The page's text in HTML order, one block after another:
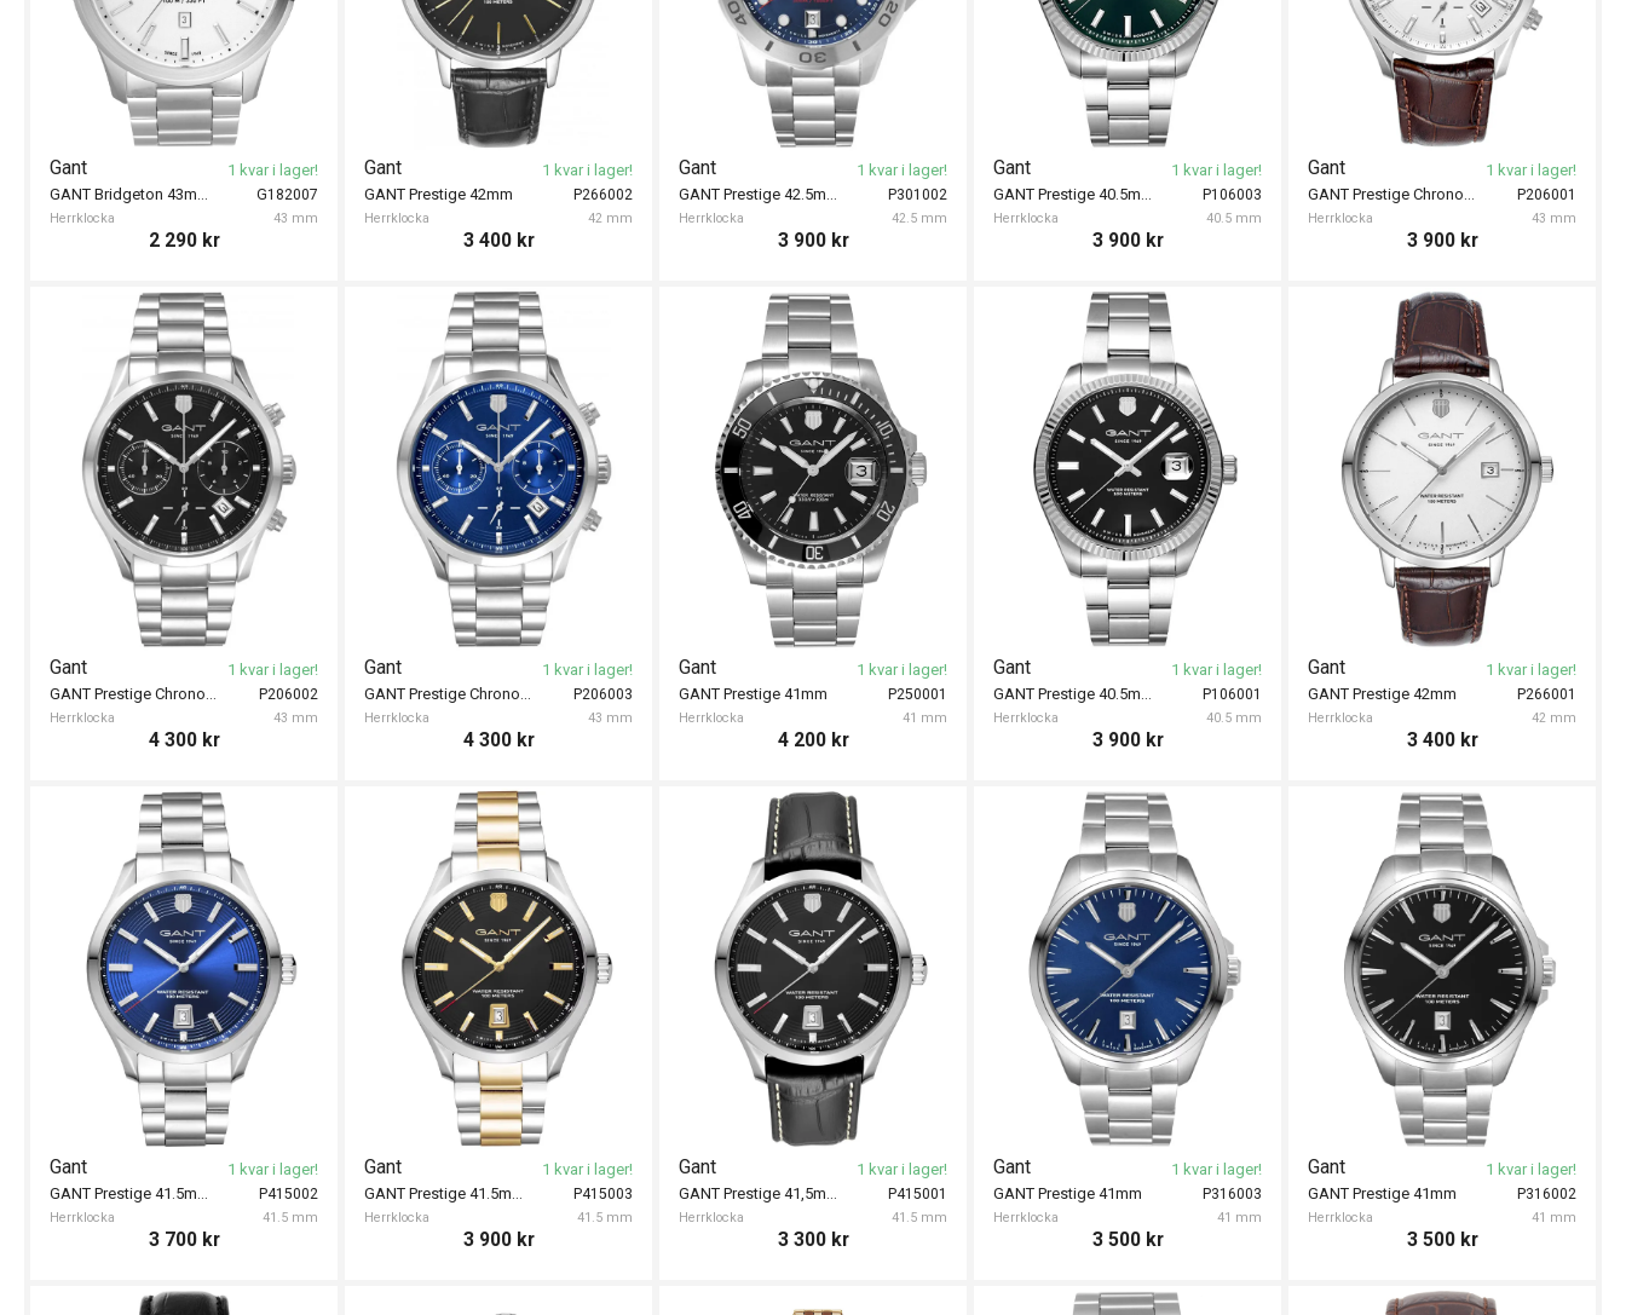
G182007
Gant
Herrklocka 43 mm
GANT Bridgeton 43mm
1 kvar i lager!
2 290 kr
P266002
Gant
Herrklocka 42 mm
GANT Prestige 42mm
1 kvar i lager!
3 400 kr
P301002
Gant
Herrklocka 42.5 mm
GANT Prestige 42.5mm
1 kvar i lager!
3 900 kr
P106003
Gant
Herrklocka 40.5 mm
GANT Prestige 40.5mm
1 kvar i lager!
3 900 kr
P206001
Gant
Herrklocka 43 mm
GANT Prestige Chronograph 43mm
1 kvar i lager!
3 900 kr
P206002
Gant
Herrklocka 43 mm
GANT Prestige Chronograph 43mm
1 kvar i lager!
4 300 kr
P206003
Gant
Herrklocka 43 mm
GANT Prestige Chronograph 43mm
1 kvar i lager!
4 300 kr
P250001
Gant
Herrklocka 41 mm
GANT Prestige 41mm
1 kvar i lager!
4 200 kr
P106001
Gant
Herrklocka 40.5 mm
GANT Prestige 40.5mm
1 kvar i lager!
3 900 kr
P266001
Gant
Herrklocka 42 mm
GANT Prestige 42mm
1 kvar i lager!
3 400 kr
P415002
Gant
Herrklocka 41.5 mm
GANT Prestige 41.5mm
1 kvar i lager!
3 700 kr
P415003
Gant
Herrklocka 41.5 mm
GANT Prestige 41.5mm
1 kvar i lager!
3 900 kr
P415001
Gant
Herrklocka 41.5 mm
GANT Prestige 41,5mm
1 kvar i lager!
3 300 kr
P316003
Gant
Herrklocka 41 mm
GANT Prestige 41mm
1 kvar i lager!
3 500 kr
P316002
Gant
Herrklocka 41 mm
GANT Prestige 41mm
1 kvar i lager!
3 500 kr